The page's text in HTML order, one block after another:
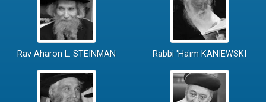
Rav Aharon L. STEINMAN Rabbi 'Haïm KANIEWSKI